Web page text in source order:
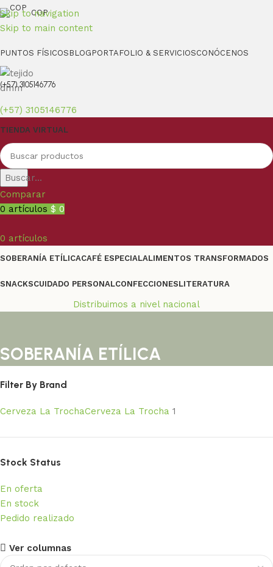
Skip to navigation
Skip to main content
COP
PUNTOS FÍSICOS BLOG PORTAFOLIO & SERVICIOSCONÓCENOS
(+57) 3105146776
(+57) 3105146776
TIENDA VIRTUAL
Buscar...
Comparar
0 artículos $ 0
0 artículos
SOBERANÍA ETÍLICACAFÉ ESPECIALALIMENTOS TRANSFORMADOS
SNACKSCUIDADO PERSONALCONFECCIONESLITERATURA
Distribuimos a nivel nacional
SOBERANÍA ETÍLICA
Filter By Brand
Cerveza La TrochaCerveza La Trocha 1
Stock Status
En oferta
En stock
Pedido realizado
Pronto sede física en Cali
Ver columnas